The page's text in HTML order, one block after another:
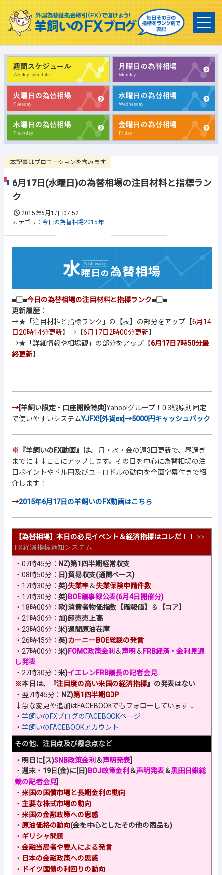
本記事はプロモーションを含みます
6月17日(水曜日)の為替相場の注目材料と指標ラン
ク
2015年6月17日07:52
カテゴリ： 今日の為替相場2015年
■□■今日の為替相場の注目材料と指標ランク■□■
更新履歴 ：
→★「注目材料と指標ランク」の【表】の部分をアップ【6月14
日20時14分更新】⇒【6月17日2時00分更新】
→★「詳細情報や相場観」の部分をアップ【6月17日7時50分最
終更新】
→[羊飼い限定・口座開設特典]Yahoo!グループ！0.3銭原則固定
で使いやすいシステムYJFX![外貨ex]→5000円キャッシュバック
※ 『羊飼いのFX動画』は、 月・水・金の週3回更新で、昼過ぎ
までに↓↓ここにアップします。その日を中心に為替相場の注
目ポイントやドル円及びユーロドルの動向を全面字幕付きで紹
介します！
→2015年6月17日の羊飼いのFX動画はこちら
【為替相場】本日の必見イベント＆経済指標はコレだ！！ >>
FX経済指標通知システム
・07時45分： NZ)第1四半期経常収支
・08時50分：
日)貿易収支(通関ベース)
・17時30分： 英)失業率＆失業保険申請件数
・17時30分： 英)BOE議事録公表(6月4日開催分)
・18時00分： 欧)消費者物価指数【確報値】 ＆
【コア】
・21時30分： 加)卸売売上高
・23時30分： 米)週間原油在庫
・26時45分： 英)カーニーBOE総裁の発言
・27時00分： 米)FOMC政策金利 ＆声明 ＆ FRB経済・金利見通
し発表
・27時30分： 米)イエレンFRB議長の記者会見
※本日は、『注目度の高い米国の経済指標』の発表はない
・翌7時45分： NZ)第1四半期GDP
↓急な変更や追加はFACEBOOKでもフォローしています↓
・ 羊飼いのFXブログのFACEBOOKページ
・ 羊飼いのFACEBOOKアカウント
その他、注目点及び懸念点など
・ 明日に[ス)SNB政策金利 ＆声明発表]
・ 週末・19日(金)に[日)BOJ政策金利 ＆声明発表＆黒田日銀総
裁の記者会見]
・ 米国の国債市場と長期金利の動向
・ 主要な株式市場の動向
・ 米国の金融政策への思惑
・ 原油価格の動向(金を中心としたその他の商品も)
・ ギリシャ問題
・ 金融当局者や要人による発言
・ 日本の金融政策への思惑
・
ドイツ国債の利回りの動向